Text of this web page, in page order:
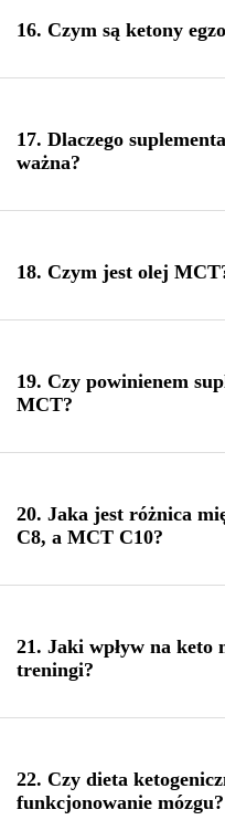
keto i nie
16. Czym są ketony
17. Dlaczego
ważna?
dodatkiem oleju MCT
18. Czym jest olej
19. Czy powinienem
MCT?
20. Jaka jest różnica
C8, a MCT C10?
21. Jaki wpływ na keto
treningi?
22. Czy dieta
funkcjonowanie mózgu?